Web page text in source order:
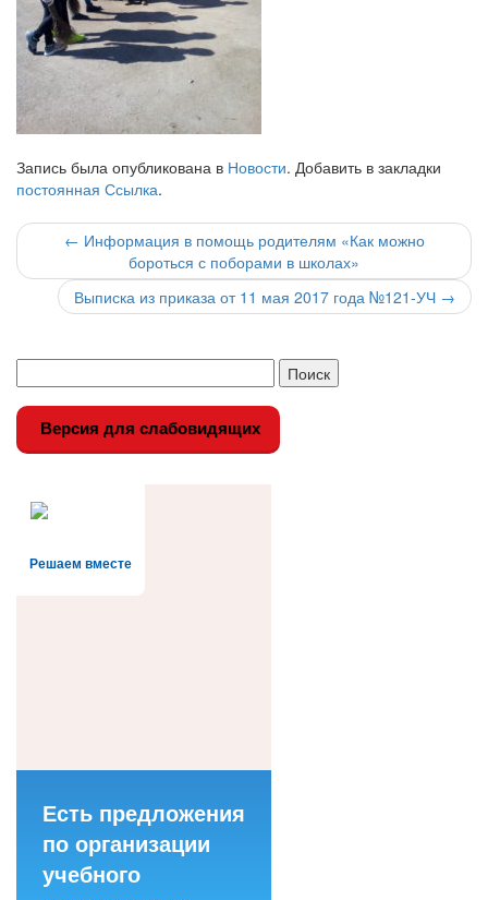
Запись была опубликована в Новости. Добавить в закладки
постоянная Ссылка.
Навигация
по
записи
← Информация в помощь родителям «Как можно
бороться с поборами в школах»
Выписка из приказа от 11 мая 2017 года №121-УЧ →
Версия для слабовидящих
Решаем вместе
Есть предложения
по организации
учебного